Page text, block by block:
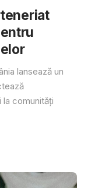
lansează un
la comunități